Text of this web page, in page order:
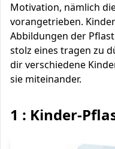
Motivation, nämlich
vorangetrieben.
Abbildungen der
stolz eines tragen zu
dir verschiedene
sie miteinander.
1 : Kinder-